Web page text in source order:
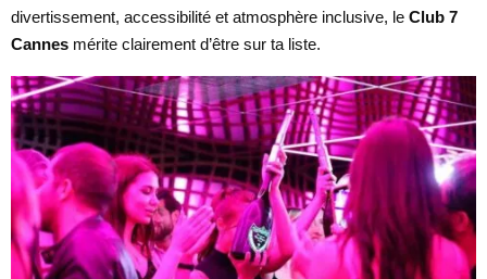
divertissement, accessibilité et atmosphère inclusive, le Club 7
Cannes mérite clairement d’être sur ta liste.